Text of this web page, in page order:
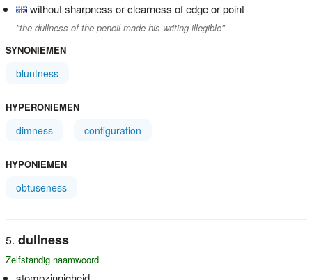
without sharpness or clearness of edge or point
"the dullness of the pencil made his writing illegible"
SYNONIEMEN
bluntness
HYPERONIEMEN
dimness configuration
HYPONIEMEN
obtuseness
dullness
Zelfstandig naamwoord